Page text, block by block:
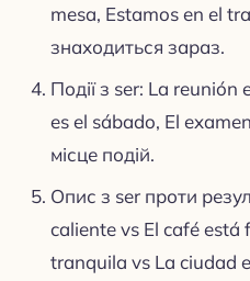
mesa, Estamos en el
знаходиться зараз.
Події з ser: La
es el sábado, El
місце подій.
Опис з ser проти
caliente vs El café está
tranquila vs La ciudad